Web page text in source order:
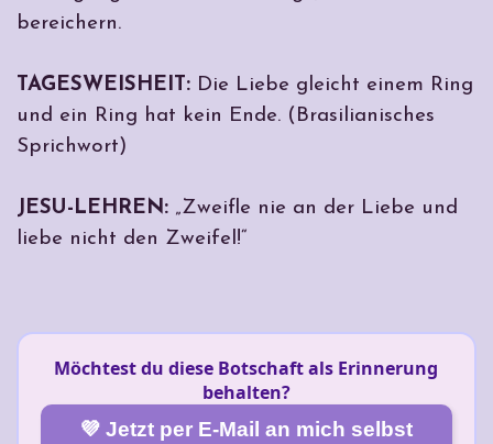
bereichern.
TAGESWEISHEIT: Die Liebe gleicht einem Ring
und ein Ring hat kein Ende. (Brasilianisches
Sprichwort)
JESU-LEHREN: „Zweifle nie an der Liebe und
liebe nicht den Zweifel!“
Möchtest du diese Botschaft als Erinnerung
behalten?
💜 Jetzt per E-Mail an mich selbst